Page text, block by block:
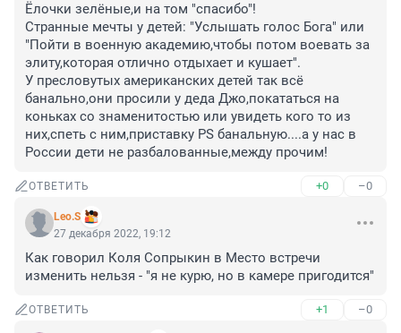
Ёлочки зелёные,и на том "спасибо"!
Странные мечты у детей: "Услышать голос Бога" или
"Пойти в военную академию,чтобы потом воевать за
элиту,которая отлично отдыхает и кушает".
У пресловутых американских детей так всё
банально,они просили у деда Джо,покататься на
коньках со знаменитостью или увидеть кого то из
них,спеть с ним,приставку PS банальную....а у нас в
России дети не разбалованные,между прочим!
ОТВЕТИТЬ +0 –0
Leo.S
27 декабря 2022, 19:12
Как говорил Коля Сопрыкин в Место встречи
изменить нельзя - "я не курю, но в камере пригодится"
ОТВЕТИТЬ +1 –0